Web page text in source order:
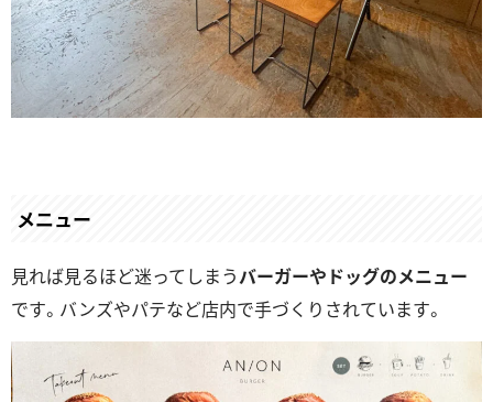
メニュー
見れば見るほど迷ってしまうバーガーやドッグのメニュー
です。バンズやパテなど店内で手づくりされています。